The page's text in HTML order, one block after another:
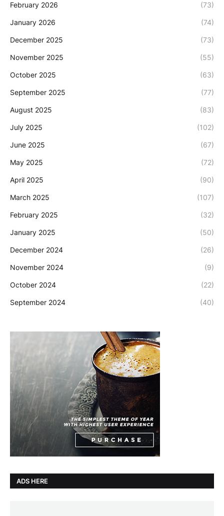
February 2026 (73)
January 2026 (74)
December 2025 (73)
November 2025 (55)
October 2025 (63)
September 2025 (77)
August 2025 (83)
July 2025 (102)
June 2025 (67)
May 2025 (72)
April 2025 (90)
March 2025 (107)
February 2025 (32)
January 2025 (50)
December 2024 (26)
November 2024 (9)
October 2024 (22)
September 2024 (40)
ADS HERE